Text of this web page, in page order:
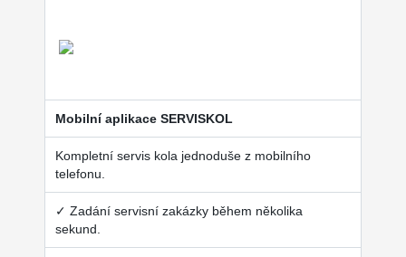
Mobilní aplikace SERVISKOL
Kompletní servis kola jednoduše z mobilního
telefonu.
✓ Zadání servisní zakázky během několika
sekund.